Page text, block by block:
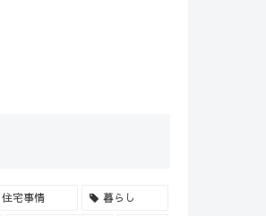
住宅事情 暮らし